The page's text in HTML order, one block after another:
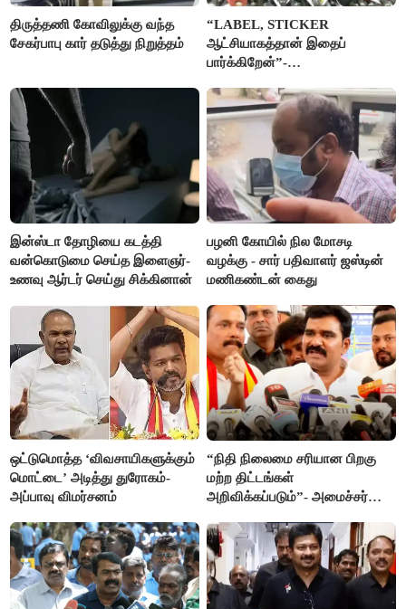
திருத்தணி கோவிலுக்கு வந்த
சேகர்பாபு கார் தடுத்து நிறுத்தம்
“LABEL, STICKER
ஆட்சியாகத்தான் இதைப்
பார்க்கிறேன்”-
இன்ஸ்டா தோழியை கடத்தி
வன்கொடுமை செய்த இளைஞர்-
உணவு ஆர்டர் செய்து சிக்கினான்
பழனி கோயில் நில மோசடி
வழக்கு - சார் பதிவாளர் ஜஸ்டின்
மணிகண்டன் கைது
ஒட்டுமொத்த ‘விவசாயிகளுக்கும்
மொட்டை’ அடித்து துரோகம்-
அப்பாவு விமர்சனம்
“நிதி நிலைமை சரியான பிறகு
மற்ற திட்டங்கள்
அறிவிக்கப்படும்”- அமைச்சர்